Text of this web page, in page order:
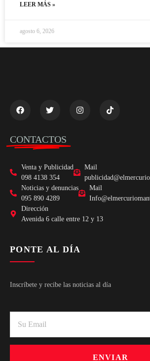
LEER MÁS »
agosto 6, 2026
CONTACTOS
Venta y Publicidad
098 4138 354
Mail
Noticias y denuncias
095 890 4289
Mail
Dirección
Avenida 6 calle entre 12 y 13
PONTE AL DÍA
Inscríbete y recibe las noticias al día
ENVIAR